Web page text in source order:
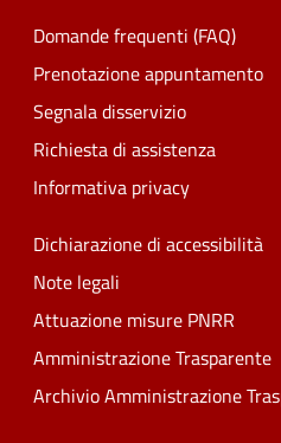
Domande frequenti (FAQ)
Prenotazione appuntamento
Segnala disservizio
Richiesta di assistenza
Informativa privacy
Dichiarazione di accessibilità
Note legali
Attuazione misure PNRR
Amministrazione Trasparente
Archivio Amministrazione